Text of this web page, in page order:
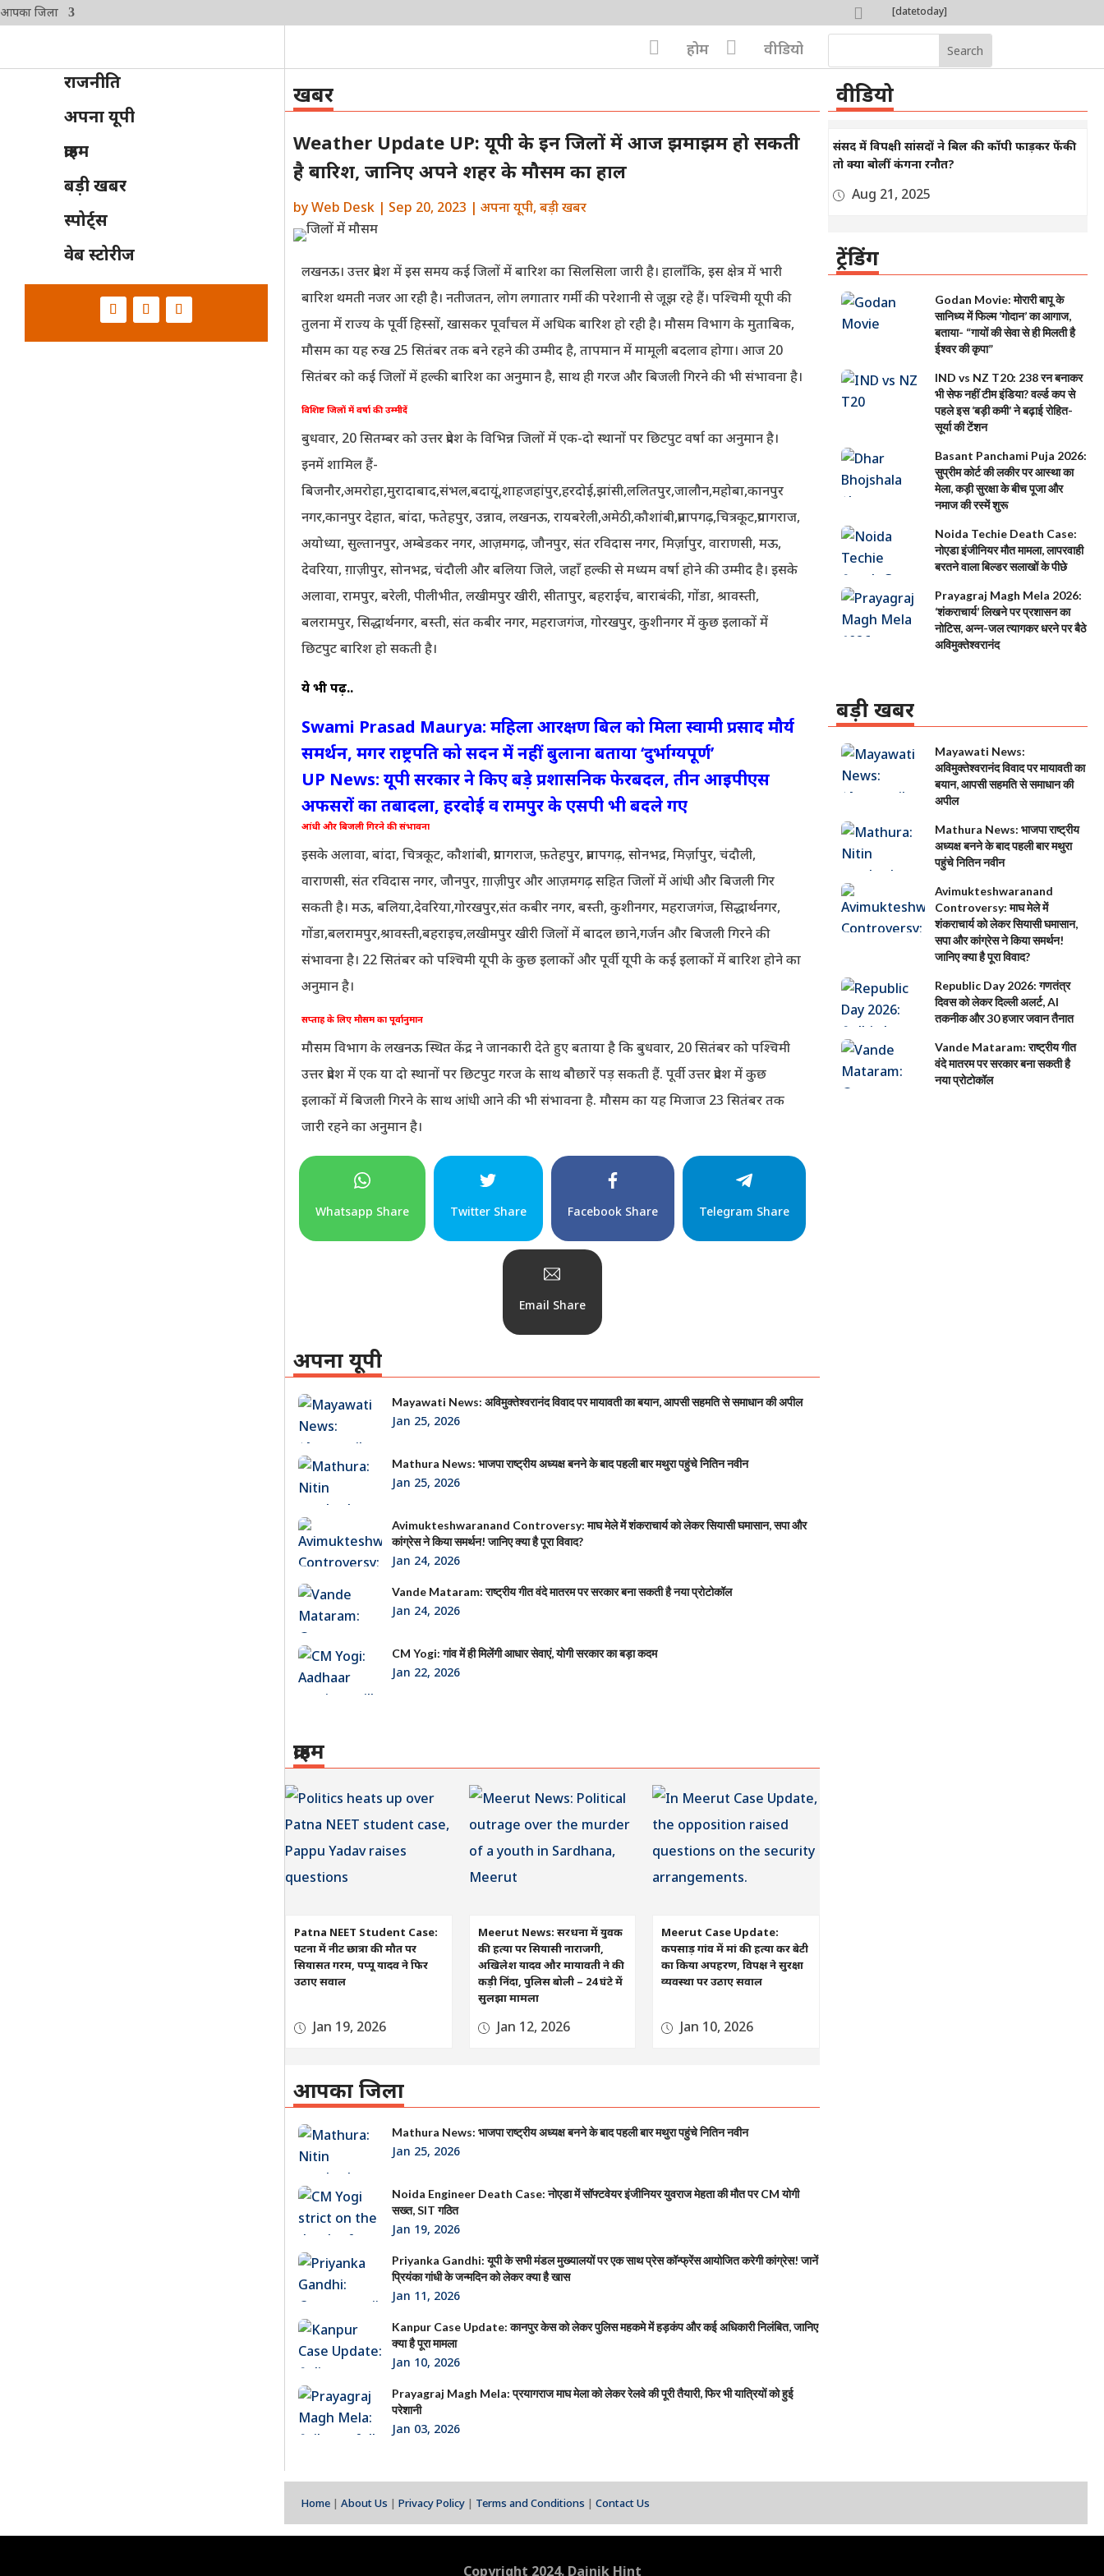
आपका जिला  [datetoday]
 वीडियो
 होम
राजनीति
अपना यूपी
क्राइम
बड़ी खबर
स्पोर्ट्स
वेब स्टोरीज
खबर
Weather Update UP: यूपी के इन जिलों में आज झमाझम हो सकती
है बारिश, जानिए अपने शहर के मौसम का हाल
byWeb Desk | Sep 20, 2023 |अपना यूपी,बड़ी खबर
लखनऊ। उत्तर प्रदेश में इस समय कई जिलों में बारिश का सिलसिला जारी है। हालाँकि, इस क्षेत्र में भारी
बारिश थमती नजर आ रही है। नतीजतन, लोग लगातार गर्मी की परेशानी से जूझ रहे हैं। पश्चिमी यूपी की
तुलना में राज्य के पूर्वी हिस्सों, खासकर पूर्वांचल में अधिक बारिश हो रही है। मौसम विभाग के मुताबिक,
मौसम का यह रुख 25 सितंबर तक बने रहने की उम्मीद है, तापमान में मामूली बदलाव होगा। आज 20
सितंबर को कई जिलों में हल्की बारिश का अनुमान है, साथ ही गरज और बिजली गिरने की भी संभावना है।
विशिष्ट जिलों में वर्षा की उम्मीदें
बुधवार, 20 सितम्बर को उत्तर प्रदेश के विभिन्न जिलों में एक-दो स्थानों पर छिटपुट वर्षा का अनुमान है।
इनमें शामिल हैं-
बिजनौर,अमरोहा,मुरादाबाद,संभल,बदायूं,शाहजहांपुर,हरदोई,झांसी,ललितपुर,जालौन,महोबा,कानपुर
नगर,कानपुर देहात, बांदा, फतेहपुर, उन्नाव, लखनऊ, रायबरेली,अमेठी,कौशांबी,प्रतापगढ़,चित्रकूट,प्रयागराज,
अयोध्या, सुल्तानपुर, अम्बेडकर नगर, आज़मगढ़, जौनपुर, संत रविदास नगर, मिर्ज़ापुर, वाराणसी, मऊ,
देवरिया, ग़ाज़ीपुर, सोनभद्र, चंदौली और बलिया जिले, जहाँ हल्की से मध्यम वर्षा होने की उम्मीद है। इसके
अलावा, रामपुर, बरेली, पीलीभीत, लखीमपुर खीरी, सीतापुर, बहराईच, बाराबंकी, गोंडा, श्रावस्ती,
बलरामपुर, सिद्धार्थनगर, बस्ती, संत कबीर नगर, महराजगंज, गोरखपुर, कुशीनगर में कुछ इलाकों में
छिटपुट बारिश हो सकती है।
ये भी पढ़ें..
Swami Prasad Maurya: महिला आरक्षण बिल को मिला स्वामी प्रसाद मौर्य
समर्थन, मगर राष्ट्रपति को सदन में नहीं बुलाना बताया ‘दुर्भाग्यपूर्ण’
UP News: यूपी सरकार ने किए बड़े प्रशासनिक फेरबदल, तीन आइपीएस
अफसरों का तबादला, हरदोई व रामपुर के एसपी भी बदले गए
आंधी और बिजली गिरने की संभावना
इसके अलावा, बांदा, चित्रकूट, कौशांबी, प्रयागराज, फ़तेहपुर, प्रतापगढ़, सोनभद्र, मिर्ज़ापुर, चंदौली,
वाराणसी, संत रविदास नगर, जौनपुर, ग़ाज़ीपुर और आज़मगढ़ सहित जिलों में आंधी और बिजली गिर
सकती है। मऊ, बलिया,देवरिया,गोरखपुर,संत कबीर नगर, बस्ती, कुशीनगर, महराजगंज, सिद्धार्थनगर,
गोंडा,बलरामपुर,श्रावस्ती,बहराइच,लखीमपुर खीरी जिलों में बादल छाने,गर्जन और बिजली गिरने की
संभावना है। 22 सितंबर को पश्चिमी यूपी के कुछ इलाकों और पूर्वी यूपी के कई इलाकों में बारिश होने का
अनुमान है।
सप्ताह के लिए मौसम का पूर्वानुमान
मौसम विभाग के लखनऊ स्थित केंद्र ने जानकारी देते हुए बताया है कि बुधवार, 20 सितंबर को पश्चिमी
उत्तर प्रदेश में एक या दो स्थानों पर छिटपुट गरज के साथ बौछारें पड़ सकती हैं. पूर्वी उत्तर प्रदेश में कुछ
इलाकों में बिजली गिरने के साथ आंधी आने की भी संभावना है. मौसम का यह मिजाज 23 सितंबर तक
जारी रहने का अनुमान है।
Whatsapp Share Twitter Share Facebook Share Telegram Share
Email Share
अपना यूपी
Mayawati News: अविमुक्तेश्वरानंद विवाद पर मायावती का बयान, आपसी सहमति से समाधान की अपील
Jan 25, 2026
Mathura News: भाजपा राष्ट्रीय अध्यक्ष बनने के बाद पहली बार मथुरा पहुंचे नितिन नवीन
Jan 25, 2026
Avimukteshwaranand Controversy: माघ मेले में शंकराचार्य को लेकर सियासी घमासान, सपा और
कांग्रेस ने किया समर्थन! जानिए क्या है पूरा विवाद?
Jan 24, 2026
Vande Mataram: राष्ट्रीय गीत वंदे मातरम पर सरकार बना सकती है नया प्रोटोकॉल
Jan 24, 2026
CM Yogi: गांव में ही मिलेंगी आधार सेवाएं, योगी सरकार का बड़ा कदम
Jan 22, 2026
क्राइम
Patna NEET Student Case:
पटना में नीट छात्रा की मौत पर
सियासत गरम, पप्पू यादव ने फिर
उठाए सवाल
Jan 19, 2026
Meerut News: सरधना में युवक
की हत्या पर सियासी नाराजगी,
अखिलेश यादव और मायावती ने की
कड़ी निंदा, पुलिस बोली – 24 घंटे में
सुलझा मामला
Jan 12, 2026
Meerut Case Update:
कपसाड़ गांव में मां की हत्या कर बेटी
का किया अपहरण, विपक्ष ने सुरक्षा
व्यवस्था पर उठाए सवाल
Jan 10, 2026
आपका जिला
Mathura News: भाजपा राष्ट्रीय अध्यक्ष बनने के बाद पहली बार मथुरा पहुंचे नितिन नवीन
Jan 25, 2026
Noida Engineer Death Case: नोएडा में सॉफ्टवेयर इंजीनियर युवराज मेहता की मौत पर CM योगी
सख्त, SIT गठित
Jan 19, 2026
Priyanka Gandhi: यूपी के सभी मंडल मुख्यालयों पर एक साथ प्रेस कॉन्फ्रेंस आयोजित करेगी कांग्रेस! जानें
प्रियंका गांधी के जन्मदिन को लेकर क्या है खास
Jan 11, 2026
Kanpur Case Update: कानपुर केस को लेकर पुलिस महकमे में हड़कंप और कई अधिकारी निलंबित, जानिए
क्या है पूरा मामला
Jan 10, 2026
Prayagraj Magh Mela: प्रयागराज माघ मेला को लेकर रेलवे की पूरी तैयारी, फिर भी यात्रियों को हुई
परेशानी
Jan 03, 2026
वीडियो
संसद में विपक्षी सांसदों ने बिल की कॉपी फाड़कर फेंकी
तो क्या बोलीं कंगना रनौत?
Aug 21, 2025
ट्रेंडिंग
Godan Movie: मोरारी बापू के
सानिध्य में फिल्म ‘गोदान’ का आगाज,
बताया- “गायों की सेवा से ही मिलती है
ईश्वर की कृपा”
IND vs NZ T20: 238 रन बनाकर
भी सेफ नहीं टीम इंडिया? वर्ल्ड कप से
पहले इस ‘बड़ी कमी’ ने बढ़ाई रोहित-
सूर्या की टेंशन
Basant Panchami Puja 2026:
सुप्रीम कोर्ट की लकीर पर आस्था का
मेला, कड़ी सुरक्षा के बीच पूजा और
नमाज की रस्में शुरू
Noida Techie Death Case:
नोएडा इंजीनियर मौत मामला, लापरवाही
बरतने वाला बिल्डर सलाखों के पीछे
Prayagraj Magh Mela 2026:
‘शंकराचार्य’ लिखने पर प्रशासन का
नोटिस, अन्न-जल त्यागकर धरने पर बैठे
अविमुक्तेश्वरानंद
बड़ी खबर
Mayawati News:
अविमुक्तेश्वरानंद विवाद पर मायावती का
बयान, आपसी सहमति से समाधान की
अपील
Mathura News: भाजपा राष्ट्रीय
अध्यक्ष बनने के बाद पहली बार मथुरा
पहुंचे नितिन नवीन
Avimukteshwaranand
Controversy: माघ मेले में
शंकराचार्य को लेकर सियासी घमासान,
सपा और कांग्रेस ने किया समर्थन!
जानिए क्या है पूरा विवाद?
Republic Day 2026: गणतंत्र
दिवस को लेकर दिल्ली अलर्ट, AI
तकनीक और 30 हजार जवान तैनात
Vande Mataram: राष्ट्रीय गीत
वंदे मातरम पर सरकार बना सकती है
नया प्रोटोकॉल
Home |About Us |Privacy Policy | Terms and Conditions |Contact Us
Copyright 2024. Dainik Hint